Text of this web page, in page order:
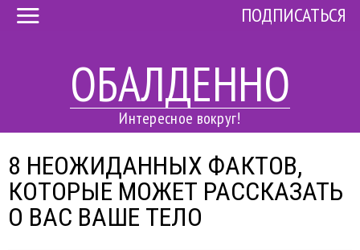
ОБАЛДЕННО
Интересное вокруг!
ПОДПИСАТЬСЯ
8 НЕОЖИДАННЫХ ФАКТОВ,
КОТОРЫЕ МОЖЕТ РАССКАЗАТЬ
О ВАС ВАШЕ ТЕЛО